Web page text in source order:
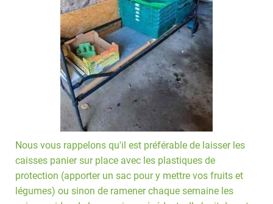
Nous vous rappelons qu'il est préférable de laisser les
caisses panier sur place avec les plastiques de
protection (apporter un sac pour y mettre vos fruits et
légumes) ou sinon de ramener chaque semaine les